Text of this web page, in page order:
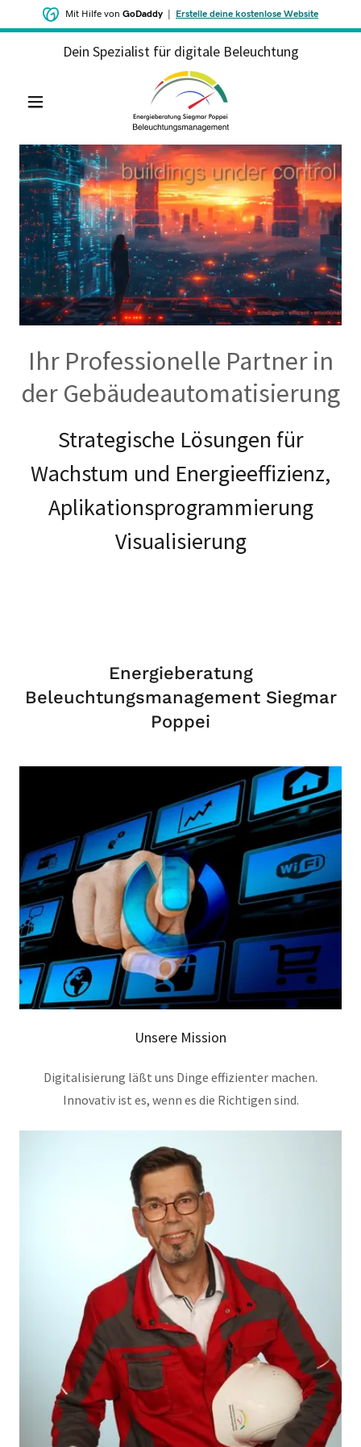
Mit Hilfe von GoDaddy Erstelle deine kostenlose Website
Dein Spezialist für digitale Beleuchtung
Ihr Professionelle Partner in
der Gebäudeautomatisierung
Strategische Lösungen für
Wachstum und Energieeffizienz,
Aplikationsprogrammierung
Visualisierung
Energieberatung
Beleuchtungsmanagement Siegmar
Poppei
Unsere Mission
Digitalisierung läßt uns Dinge effizienter machen.
Innovativ ist es, wenn es die Richtigen sind.